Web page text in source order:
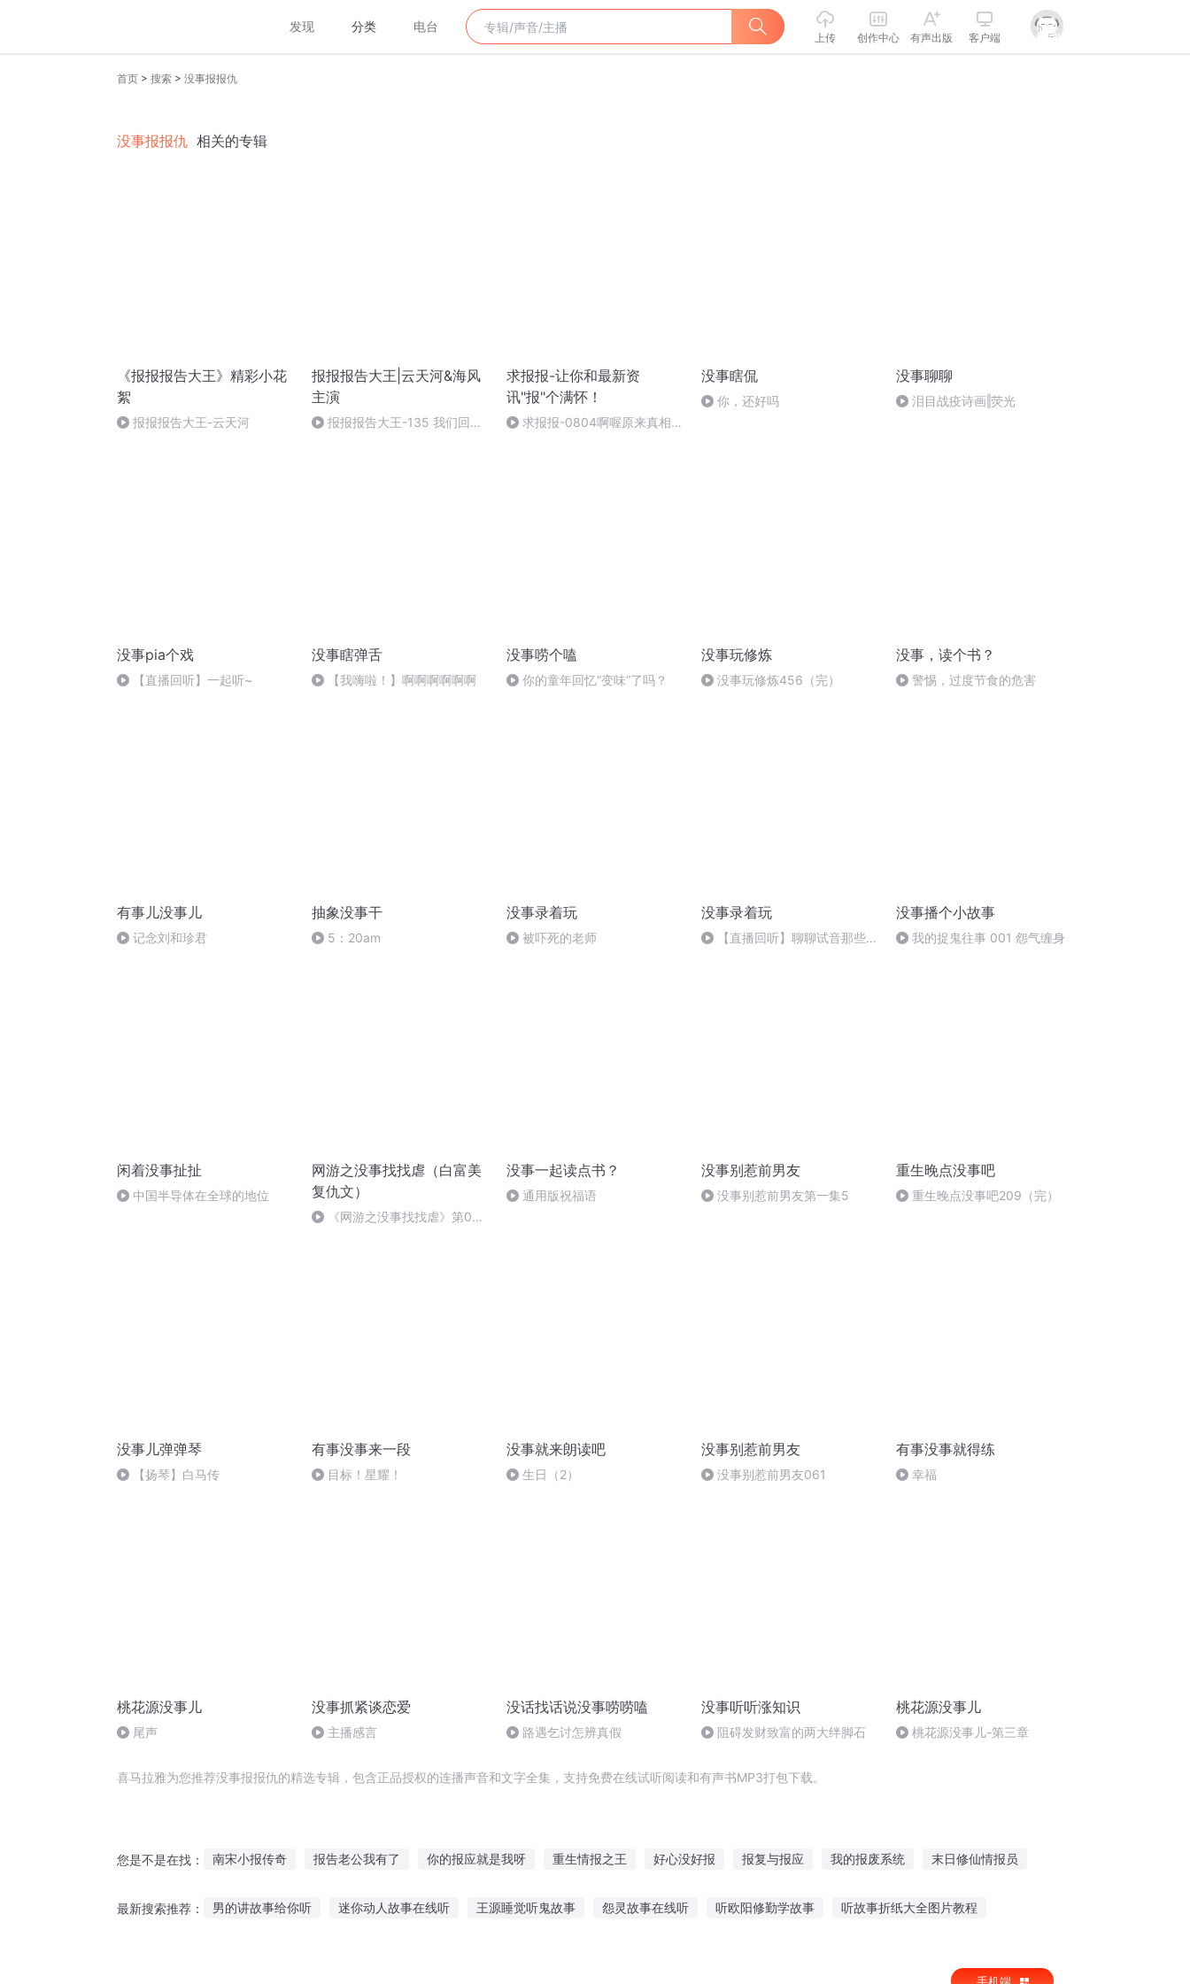
发现 分类 电台
上传 创作中心 有声出版 客户端
首页 > 搜索 > 没事报报仇
没事报报仇 相关的专辑
《报报报告大王》精彩小花
絮
报报报告大王-云天河
报报报告大王|云天河&海风
主演
报报报告大王-135 我们回家
求报报-让你和最新资
讯"报"个满怀！
求报报-0804啊喔原来真相是
没事瞎侃
你，还好吗
没事聊聊
泪目战疫诗画‖荧光
没事pia个戏
【直播回听】一起听~
没事瞎弹舌
【我嗨啦！】啊啊啊啊啊啊
没事唠个嗑
你的童年回忆“变味”了吗？
没事玩修炼
没事玩修炼456（完）
没事，读个书？
警惕，过度节食的危害
有事儿没事儿
记念刘和珍君
抽象没事干
5：20am
没事录着玩
被吓死的老师
没事录着玩
【直播回听】聊聊试音那些事
没事播个小故事
我的捉鬼往事 001 怨气缠身
闲着没事扯扯
中国半导体在全球的地位
网游之没事找找虐（白富美
复仇文）
《网游之没事找找虐》第041
没事一起读点书？
通用版祝福语
没事别惹前男友
没事别惹前男友第一集5
重生晚点没事吧
重生晚点没事吧209（完）
没事儿弹弹琴
【扬琴】白马传
有事没事来一段
目标！星耀！
没事就来朗读吧
生日（2）
没事别惹前男友
没事别惹前男友061
有事没事就得练
幸福
桃花源没事儿
尾声
没事抓紧谈恋爱
主播感言
没话找话说没事唠唠嗑
路遇乞讨怎辨真假
没事听听涨知识
阻碍发财致富的两大绊脚石
桃花源没事儿
桃花源没事儿-第三章
喜马拉雅为您推荐没事报报仇的精选专辑，包含正品授权的连播声音和文字全集，支持免费在线试听阅读和有声书MP3打包下载。
您是不是在找： 南宋小报传奇 报告老公我有了 你的报应就是我呀 重生情报之王 好心没好报 报复与报应 我的报废系统 末日修仙情报员
最新搜索推荐： 男的讲故事给你听 迷你动人故事在线听 王源睡觉听鬼故事 怨灵故事在线听 听欧阳修勤学故事 听故事折纸大全图片教程